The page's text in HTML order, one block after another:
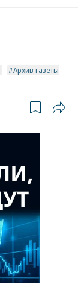
Архив газеты